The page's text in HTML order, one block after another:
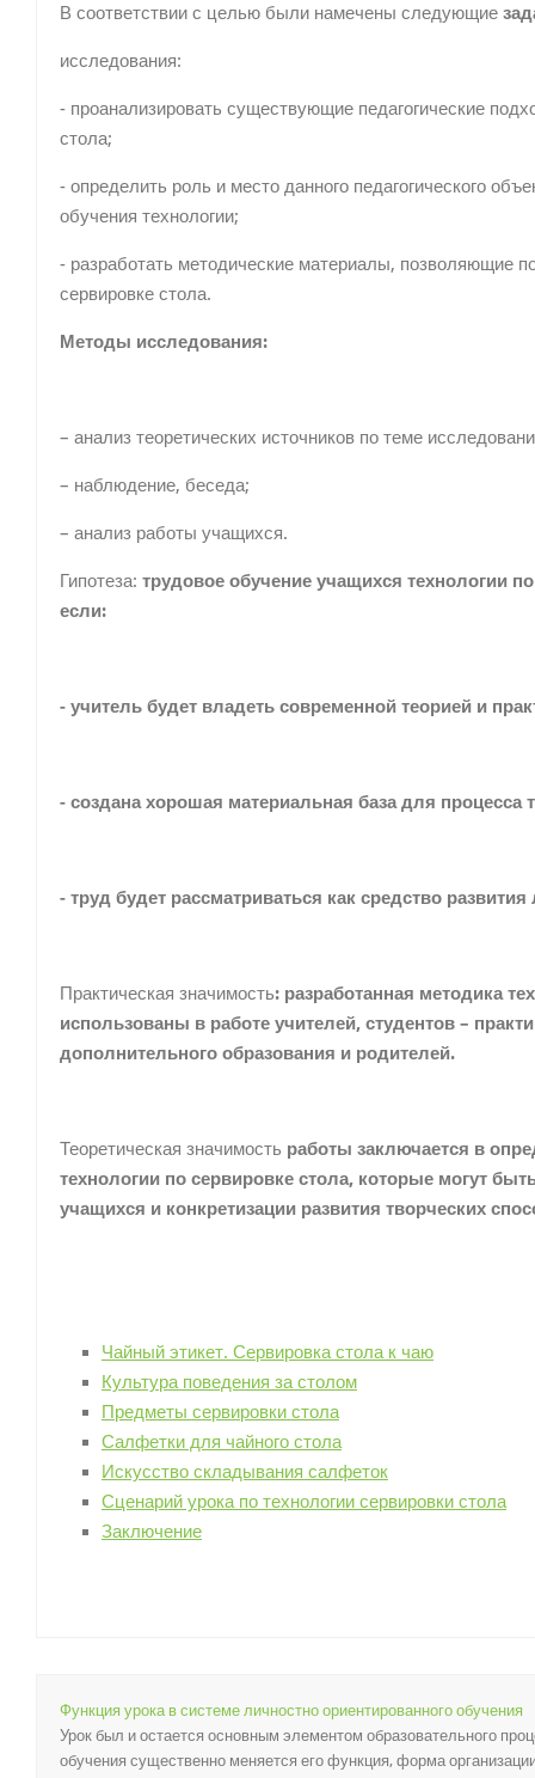
В соответствии с целью были намечены следующие
исследования:
- проанализировать существующие педагогические
стола;
- определить роль и место данного педагогического
обучения технологии;
- разработать методические материалы, позволяющие
сервировке стола.
Методы исследования:
– анализ теоретических источников по теме
– наблюдение, беседа;
– анализ работы учащихся.
Гипотеза: трудовое обучение учащихся технологии
если:
- учитель будет владеть современной теорией и
- создана хорошая материальная база для процесса
- труд будет рассматриваться как средство
Практическая значимость: разработанная методика
использованы в работе учителей, студентов –
дополнительного образования и родителей.
Теоретическая значимость работы заключается в
технологии по сервировке стола, которые могут
учащихся и конкретизации развития творческих
Чайный этикет. Сервировка стола к чаю
Культура поведения за столом
Предметы сервировки стола
Салфетки для чайного стола
Искусство складывания салфеток
Сценарий урока по технологии сервировки стола
Заключение
Функция урока в системе личностно ориентированного обучения
Урок был и остается основным элементом образовательного
обучения существенно меняется его функция, форма